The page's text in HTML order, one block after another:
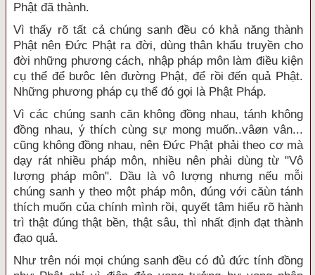
Phật đã thành.
Vì thấy rõ tất cả chúng sanh đều có khả năng thành
Phật nên Đức Phật ra đời, dùng thân khẩu truyền cho
đời những phương cách, nhập pháp môn làm điều kiện
cụ thể để bưôc lên đường Phật, để rồi đến quả Phật.
Những phương pháp cụ thể đó gọi là Phật Pháp.
Vì các chúng sanh căn không đồng nhau, tánh không
đồng nhau, ý thích cùng sự mong muốn..vâøn vân...
cũng không đồng nhau, nên Đức Phật phải theo cơ mà
dạy rát nhiều pháp môn, nhiều nên phải dùng từ "Vô
lượng pháp môn". Dầu là vô lượng nhưng nếu mỗi
chúng sanh y theo một pháp môn, đúng với căùn tánh
thích muốn của chính mình rồi, quyết tâm hiểu rõ hành
trì thật đúng thật bền, thật sâu, thì nhất định đạt thành
đạo quả.
Như trên nói mọi chúng sanh đều có đủ đức tính đồng